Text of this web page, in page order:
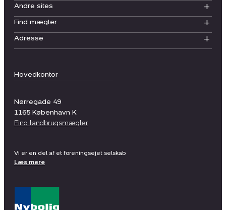
Hovedkontor
Nørregade 49
1165 København K
Find landbrugsmægler
Andre sites
Find mægler
Adresse
Vi er en del af et foreningsejet selskab
Læs mere